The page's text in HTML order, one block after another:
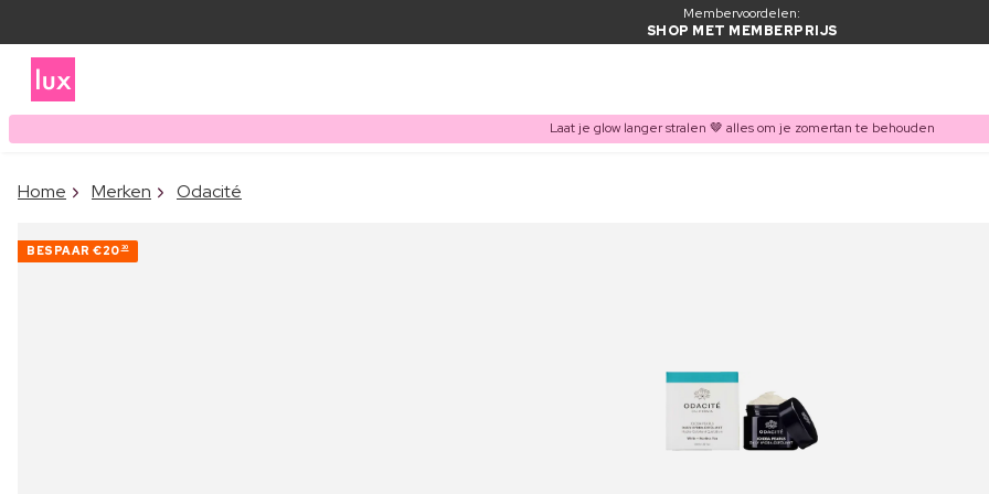
Membervoordelen:
SHOP MET MEMBERPRIJS
Laat je glow langer stralen 🤎 alles om je zomertan te behouden
Home Merken Odacité
BESPAAR €20 30